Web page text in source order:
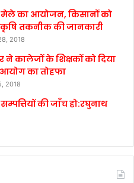
मेले का आयोजन, किसानों को
कृषि तकनीक की जानकारी
2018
ने कालेजों के शिक्षकों को दिया
का तोहफा
2018
की जाँच हो:रघुनाथ